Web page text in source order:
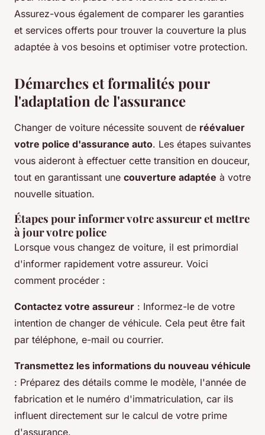
Assurez-vous également de comparer les garanties
et services offerts pour trouver la couverture la plus
adaptée à vos besoins et optimiser votre protection.
Démarches et formalités pour
l'adaptation de l'assurance
Changer de voiture nécessite souvent de réévaluer
votre police d'assurance auto. Les étapes suivantes
vous aideront à effectuer cette transition en douceur,
tout en garantissant une couverture adaptée à votre
nouvelle situation.
Étapes pour informer votre assureur et mettre
à jour votre police
Lorsque vous changez de voiture, il est primordial
d'informer rapidement votre assureur. Voici
comment procéder :
Contactez votre assureur : Informez-le de votre
intention de changer de véhicule. Cela peut être fait
par téléphone, e-mail ou courrier.
Transmettez les informations du nouveau véhicule
: Préparez des détails comme le modèle, l'année de
fabrication et le numéro d'immatriculation, car ils
influent directement sur le calcul de votre prime
d'assurance.